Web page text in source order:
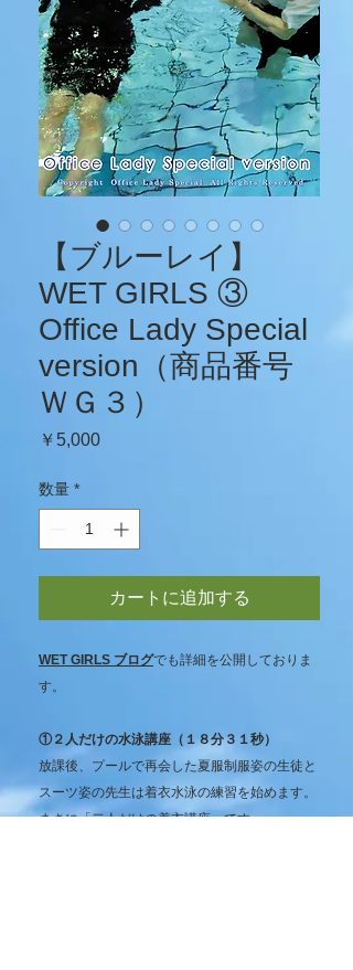
【ブルーレイ】
WET GIRLS ③
Office Lady Special
version（商品番号
ＷＧ３）
￥5,000価
数量 *
カートに追加する
WET GIRLS ブログでも詳細を公開しておりま
す。
①２人だけの水泳講座（１８分３１秒）
放課後、プールで再会した夏服制服姿の生徒と
スーツ姿の先生は着衣水泳の練習を始めます。
まさに「二人だけの着衣講座」です。